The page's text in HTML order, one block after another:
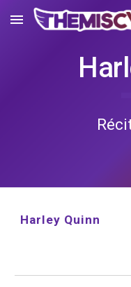
Skip to main content
Harley Quinn